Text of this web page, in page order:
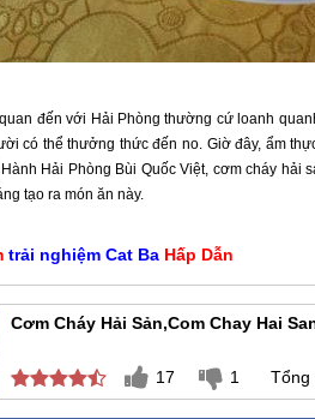
đến với Hải Phòng thường cứ loanh
có thể thưởng thức đến no. Giờ đây, ẩm
Hải Phòng Bùi Quốc Việt, cơm cháy
tạo ra món ăn này.
trải nghiệmCat Ba Hấp Dẫn
Cơm Cháy Hải Sản,Com Chay Hai
17 1